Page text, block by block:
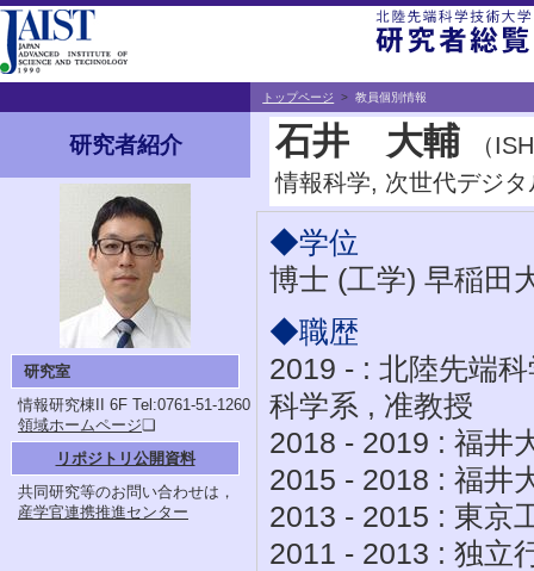
研究者紹介
研究室
情報研究棟II 6F Tel:0761-51-1260
領域ホームページ❏
リポジトリ公開資料
共同研究等のお問い合わせは，
産学官連携推進センター
トップページ >教員個別情報
石井 大輔
（
情報科学, 次世代デジ
◆学位
博士 (工学) 早稲田
◆職歴
2019 - : 北陸先端
科学系 , 准教授
2018 - 2019 : 福井
2015 - 2018 : 福井
2013 - 2015 : 東京
2011 - 2013 : 独立